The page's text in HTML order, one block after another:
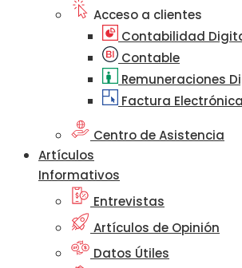
Acceso a clientes
Contabilidad
Contable
Remuneraciones
Factura
Centro de Asistencia
Artículos
Informativos
Entrevistas
Artículos de Opinión
Datos Útiles